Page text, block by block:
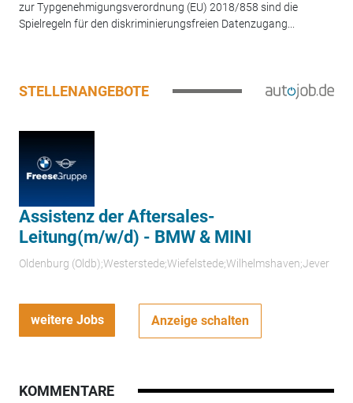
zur Typgenehmigungsverordnung (EU) 2018/858 sind die
Spielregeln für den diskriminierungsfreien Datenzugang...
STELLENANGEBOTE
Assistenz der Aftersales-
Leitung(m/w/d) - BMW & MINI
Oldenburg (Oldb);Westerstede;Wiefelstede;Wilhelmshaven;Jever
weitere Jobs Anzeige schalten
KOMMENTARE